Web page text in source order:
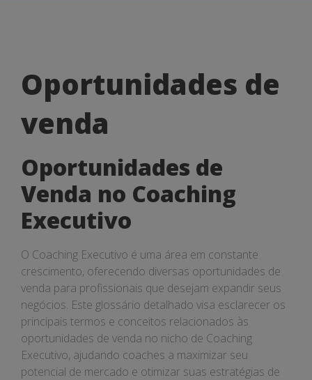
Oportunidades
de
venda
Oportunidades de
venda
Oportunidades de
Venda no Coaching
Executivo
O Coaching Executivo é uma área em constante
crescimento, oferecendo diversas oportunidades de
venda para profissionais que desejam expandir seus
negócios. Este glossário detalhado visa esclarecer os
principais termos e conceitos relacionados às
oportunidades de venda no nicho de Coaching
Executivo, ajudando coaches a maximizar seu
potencial de mercado e otimizar suas estratégias de